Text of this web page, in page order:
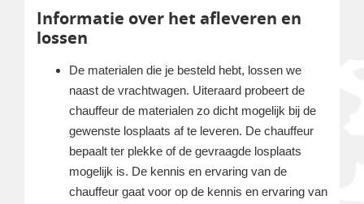
Informatie over het afleveren en
lossen
De materialen die je besteld hebt, lossen we
naast de vrachtwagen. Uiteraard probeert de
chauffeur de materialen zo dicht mogelijk bij de
gewenste losplaats af te leveren. De chauffeur
bepaalt ter plekke of de gevraagde losplaats
mogelijk is. De kennis en ervaring van de
chauffeur gaat voor op de kennis en ervaring van